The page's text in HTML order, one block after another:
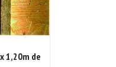
1,20m de